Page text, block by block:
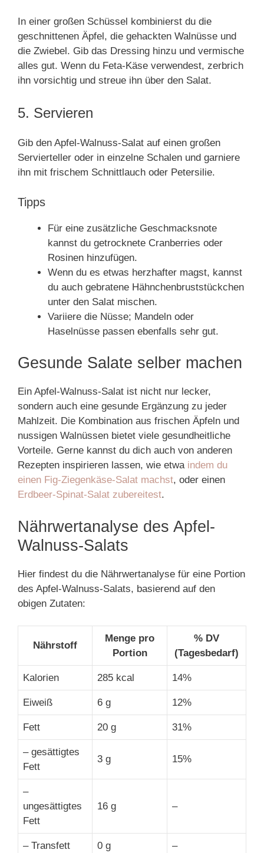
In einer großen Schüssel kombinierst du die
geschnittenen Äpfel, die gehackten Walnüsse und
die Zwiebel. Gib das Dressing hinzu und vermische
alles gut. Wenn du Feta-Käse verwendest, zerbrich
ihn vorsichtig und streue ihn über den Salat.
5. Servieren
Gib den Apfel-Walnuss-Salat auf einen großen
Servierteller oder in einzelne Schalen und garniere
ihn mit frischem Schnittlauch oder Petersilie.
Tipps
Für eine zusätzliche Geschmacksnote
kannst du getrocknete Cranberries oder
Rosinen hinzufügen.
Wenn du es etwas herzhafter magst, kannst
du auch gebratene Hähnchenbruststückchen
unter den Salat mischen.
Variiere die Nüsse; Mandeln oder
Haselnüsse passen ebenfalls sehr gut.
Gesunde Salate selber machen
Ein Apfel-Walnuss-Salat ist nicht nur lecker,
sondern auch eine gesunde Ergänzung zu jeder
Mahlzeit. Die Kombination aus frischen Äpfeln und
nussigen Walnüssen bietet viele gesundheitliche
Vorteile. Gerne kannst du dich auch von anderen
Rezepten inspirieren lassen, wie etwa indem du
einen Fig-Ziegenkäse-Salat machst, oder einen
Erdbeer-Spinat-Salat zubereitest.
Nährwertanalyse des Apfel-
Walnuss-Salats
Hier findest du die Nährwertanalyse für eine Portion
des Apfel-Walnuss-Salats, basierend auf den
obigen Zutaten:
Nährstoff
Menge pro
Portion
% DV
(Tagesbedarf)
Kalorien 285 kcal 14%
Eiweiß 6 g 12%
Fett 20 g 31%
– gesättigtes
Fett
3 g 15%
–
ungesättigtes
Fett
16 g –
– Transfett 0 g –